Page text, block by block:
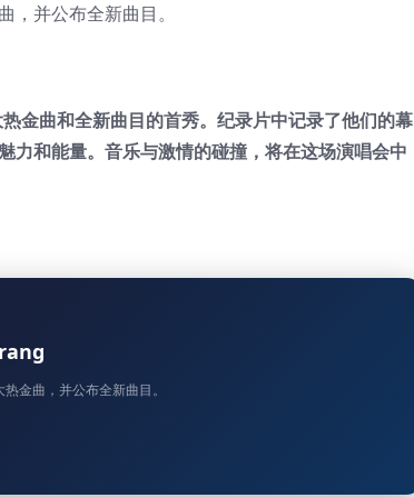
，并公布全新曲目。
金曲和全新曲目的首秀。纪录片中记录了他们的幕
力和能量。音乐与激情的碰撞，将在这场演唱会中
金曲，并公布全新曲目。